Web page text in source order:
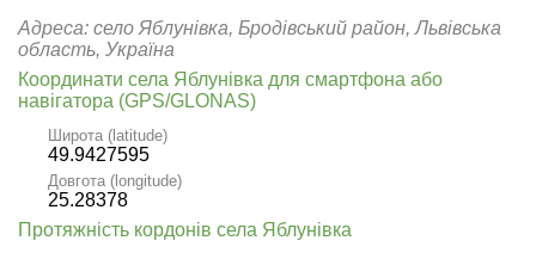
Адреса: село Яблунівка, Бродівський район, Львівська
область, Україна
Координати села Яблунівка для смартфона або
навігатора (GPS/GLONAS)
Широта (latitude)
49.9427595
Довгота (longitude)
25.28378
Протяжність кордонів села Яблунівка